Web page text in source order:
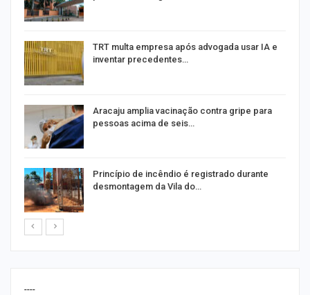
TRT multa empresa após advogada usar IA e
inventar precedentes…
Aracaju amplia vacinação contra gripe para
pessoas acima de seis…
Princípio de incêndio é registrado durante
desmontagem da Vila do…
----